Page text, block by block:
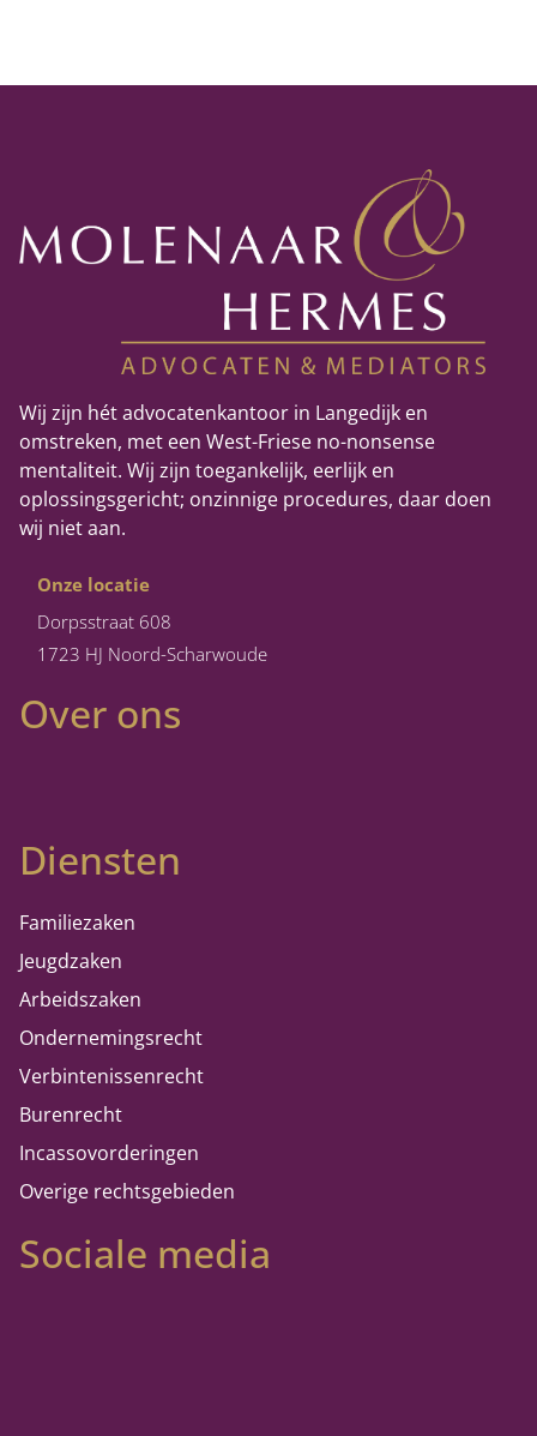
Wij zijn hét advocatenkantoor in Langedijk en
omstreken, met een West-Friese no-nonsense
mentaliteit. Wij zijn toegankelijk, eerlijk en
oplossingsgericht; onzinnige procedures, daar doen
wij niet aan.
Onze locatie
Dorpsstraat 608
1723 HJ Noord-Scharwoude
Over ons
Diensten
Familiezaken
Jeugdzaken
Arbeidszaken
Ondernemingsrecht
Verbintenissenrecht
Burenrecht
Incassovorderingen
Overige rechtsgebieden
Sociale media